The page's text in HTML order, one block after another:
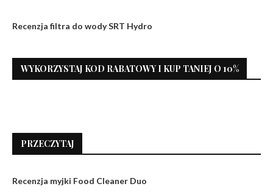
Recenzja filtra do wody SRT Hydro
WYKORZYSTAJ KOD RABATOWY I KUP TANIEJ O 10%
PRZECZYTAJ
Recenzja myjki Food Cleaner Duo